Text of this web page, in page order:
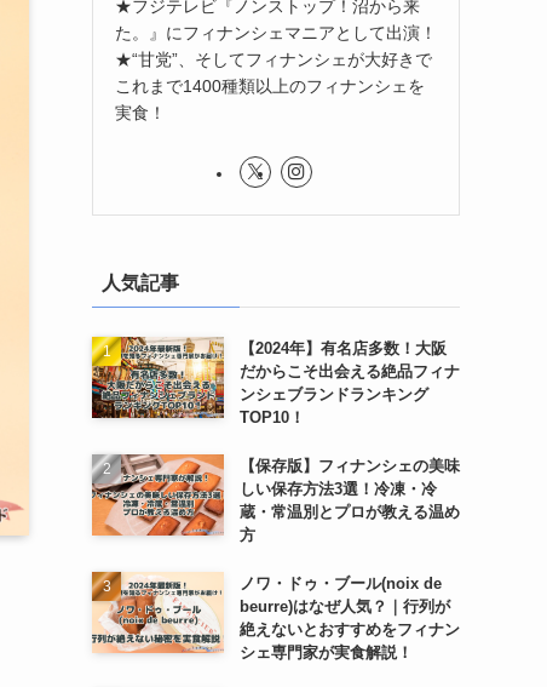
★フジテレビ『ノンストップ！沼から来
た。』にフィナンシェマニアとして出演！
★“甘党”、そしてフィナンシェが大好きで
これまで1400種類以上のフィナンシェを
実食！
人気記事
【2024年】有名店多数！大阪
だからこそ出会える絶品フィナ
ンシェブランドランキング
TOP10！
【保存版】フィナンシェの美味
しい保存方法3選！冷凍・冷
蔵・常温別とプロが教える温め
方
ノワ・ドゥ・ブール(noix de
beurre)はなぜ人気？｜行列が
絶えないとおすすめをフィナン
シェ専門家が実食解説！